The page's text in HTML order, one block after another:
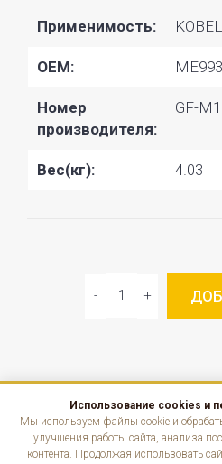
Применимость:
OEM:
Номер
производителя:
GF-
Вес(кг): 4.03
КАТАЛОГ
ИНФОРМАЦИЯ
Использование cookies и
Мы используем файлы cookie и
улучшения работы сайта, анализа
контента. Продолжая использовать